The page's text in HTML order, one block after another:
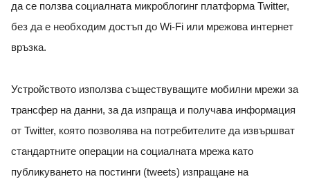
да се ползва социалната микроблогинг платформа Twitter,
без да е необходим достъп до Wi-Fi или мрежова интернет
връзка.
Устройството използва съществуващите мобилни мрежи за
трансфер на данни, за да изпраща и получава информация
от Twitter, която позволява на потребителите да извършват
стандартните операции на социалната мрежа като
публикуването на постинги (tweets) изпращане на